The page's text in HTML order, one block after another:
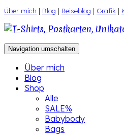
Zum
Inhalt
springen
Über mich | Blog | Reiseblog | Grafik |
Navigation umschalten
Über mich
Blog
Shop
Alle
SALE%
Babybody
Bags